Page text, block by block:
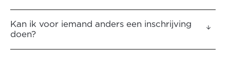
Kan ik voor iemand anders een inschrijving
doen?